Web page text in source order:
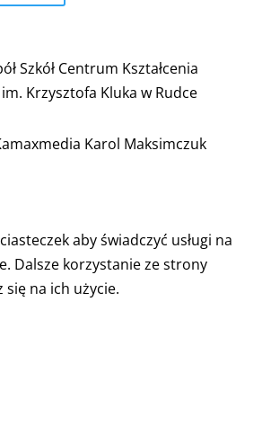
Szkół Centrum Kształcenia
Krzysztofa Kluka w Rudce
Karol Maksimczuk
aby świadczyć usługi na
Dalsze korzystanie ze strony
się na ich użycie.